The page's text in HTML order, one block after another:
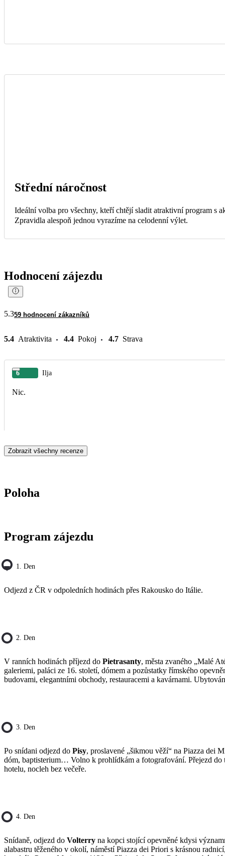
Střední náročnost
Ideální volba pro všechny, kteří chtějí sladit atraktivní program s
Zpravidla alespoň jednou vyrazíme na celodenní výlet.
Hodnocení zájezdu
5.359 hodnocení zákazníků
5.4 Atraktivita 4.4 Pokoj 4.7 Strava
6 Ilja
Nic.
Zobrazit všechny recenze
Poloha
Program zájezdu
1. Den
Odjezd z ČR v odpoledních hodinách přes Rakousko do Itálie.
2. Den
V ranních hodinách příjezd do Pietrasanty, města zvaného „Malé
galeriemi, paláci ze 16. století, dómem a pozůstatky římského
budovami, elegantními obchody, restauracemi a kavárnami.
3. Den
Po snídani odjezd do Pisy, proslavené „šikmou věží“ na Piazza dei
dóm, baptisterium… Volno k prohlídkám a fotografování. Přejezd do
hotelu, nocleh bez večeře.
4. Den
Snídaně, odjezd do Volterry na kopci stojící opevněné kdysi
alabastru těženého v okolí, náměstí Piazza dei Priori s krásnou